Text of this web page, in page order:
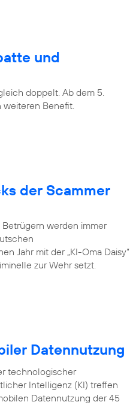
und
doppelt. Ab dem 5.
Benefit.
der Scammer
werden immer
Jahr mit der „KI-Oma Daisy“
zur Wehr setzt.
Datennutzung
technologischer
Intelligenz (KI) treffen
Datennutzung der 45